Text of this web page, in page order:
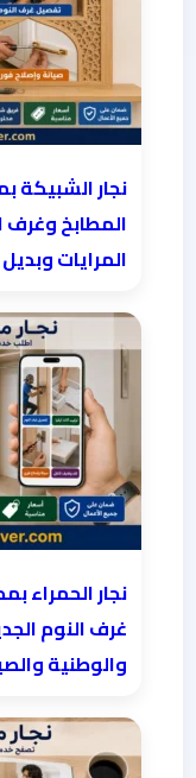
المطابخ وغرف
المرايات
غرف النوم
والوطنية